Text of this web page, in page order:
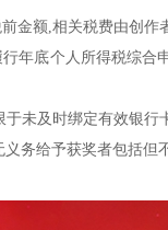
金额,相关税费由创
年底个人所得税综
未及时绑定有效银
务给予获奖者包括但